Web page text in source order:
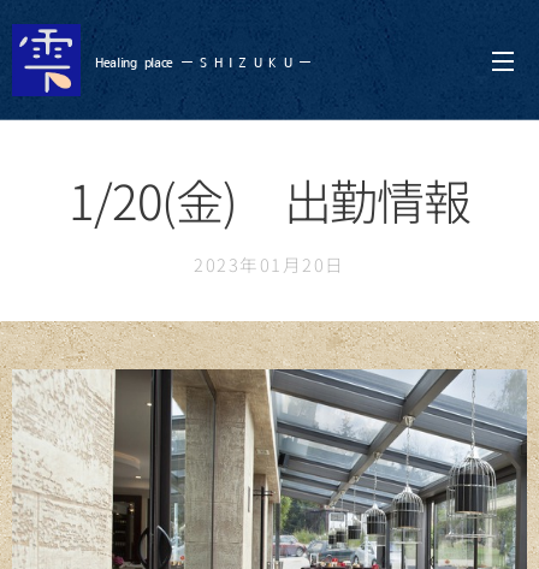
Healing place ー S H I Z U K U ー
1/20(金) 出勤情報
2023年01月20日